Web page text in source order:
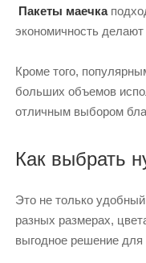
Пакеты маечка
экономичность
Кроме того,
больших объемов
отличным выбором
Как выбрать
Это не только
разных размерах,
выгодное решение для